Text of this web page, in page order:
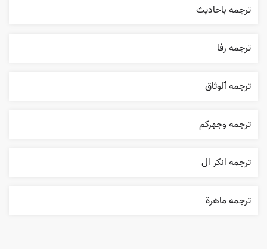
ترجمه باحاديث
ترجمه رفا
ترجمه ٱلوثاق
ترجمه وجهرکم
ترجمه انکر ال
ترجمه ماهرة